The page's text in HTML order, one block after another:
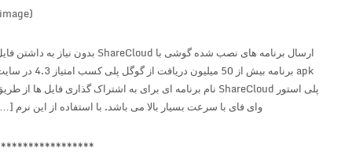
ارسال برنامه های نصب شده گوشی با ShareCloud بدون نیاز به داشتن فایل
apk برنامه بیش از 50 میلیون دریافت از گوگل پلی کسب امتیاز 4.3 در سایت
پلی استور ShareCloud نام برنامه ای برای به اشتراک گذاری فایل ها از طریق
وای فای با سرعت بسیار بالا می باشد. با استفاده از این نرم […]
******************